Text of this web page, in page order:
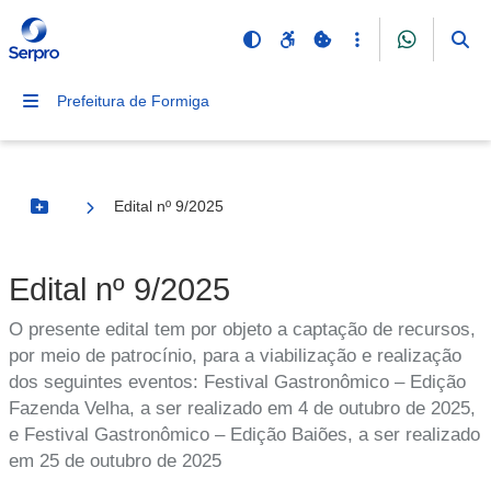
Prefeitura de Formiga
Botão Menu
Edital nº 9/2025
Edital nº 9/2025
O presente edital tem por objeto a captação de recursos,
por meio de patrocínio, para a viabilização e realização
dos seguintes eventos: Festival Gastronômico – Edição
Fazenda Velha, a ser realizado em 4 de outubro de 2025,
e Festival Gastronômico – Edição Baiões, a ser realizado
em 25 de outubro de 2025